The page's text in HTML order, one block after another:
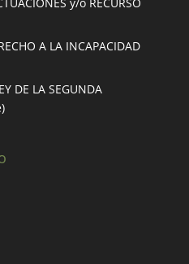
A LA INCAPACIDAD
DE LA SEGUNDA